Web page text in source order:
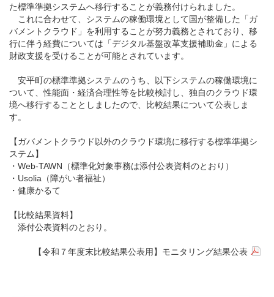
た標準準拠システムへ移行することが義務付けられました。
これに合わせて、システムの稼働環境として国が整備した「ガ
バメントクラウド」を利用することが努力義務とされており、移
行に伴う経費については「デジタル基盤改革支援補助金」による
財政支援を受けることが可能とされています。
安平町の標準準拠システムのうち、以下システムの稼働環境に
ついて、性能面・経済合理性等を比較検討し、独自のクラウド環
境へ移行することとしましたので、比較結果について公表しま
す。
【ガバメントクラウド以外のクラウド環境に移行する標準準拠シ
ステム】
・Web-TAWN（標準化対象事務は添付公表資料のとおり）
・Usolia（障がい者福祉）
・健康かるて
【比較結果資料】
添付公表資料のとおり。
【令和７年度末比較結果公表用】モニタリング結果公表